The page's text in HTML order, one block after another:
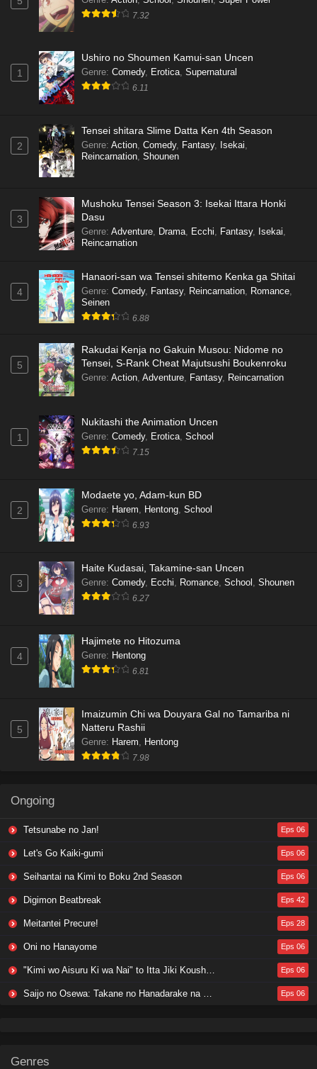
7.32
1
Ushiro no Shoumen Kamui-san Uncen
Genre: Comedy, Erotica Supernatural
6.11
2
Tensei shitara Slime Datta Ken 4th Season
Genre: Action Comedy, Fantasy, Isekai
Reincarnation Shounen
3
Mushoku Tensei Season 3: Isekai Ittara Honki
Dasu
Genre: Adventure Drama Ecchi Fantasy, Isekai
Reincarnation
4
Hanaori-san wa Tensei shitemo Kenka ga Shitai
Genre: Comedy, Fantasy, Reincarnation Romance
Seinen
6.88
5
Rakudai Kenja no Gakuin Musou: Nidome no
Tensei, S-Rank Cheat Majutsushi Boukenroku
Genre: Action Adventure Fantasy, Reincarnation
1
Nukitashi the Animation Uncen
Genre: Comedy, Erotica School
7.15
2
Modaete yo, Adam-kun BD
Genre: Harem Hentong School
6.93
3
Haite Kudasai, Takamine-san Uncen
Genre: Comedy, Ecchi Romance School Shounen
6.27
4
Hajimete no Hitozuma
Genre: Hentong
6.81
5
Imaizumin Chi wa Douyara Gal no Tamariba ni
Natteru Rashii
Genre: Harem Hentong
7.98
Ongoing
Tetsunabe no Jan! Eps 06
Let's Go Kaiki-gumi Eps 06
Seihantai na Kimi to Boku 2nd Season Eps 06
Digimon Beatbreak Eps 42
Meitantei Precure! Eps 28
Oni no Hanayome Eps 06
"Kimi wo Aisuru Ki wa Nai" to Itta Jiki Koushaku-sama ga Nazeka Dekiai shitekimasu Eps 06
Saijo no Osewa: Takane no Hanadarake na Meimonkou de, Gakuin Ichi no Ojousama (Seikatsu Nouryoku Kaimu) wo Kagenagara Osewa suru Koto ni Narimashita Eps 06
Genres